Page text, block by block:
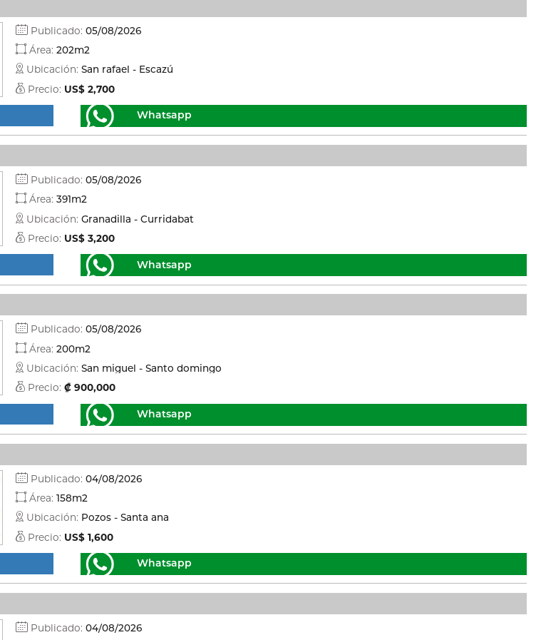
Publicado: 05/08/2026
Área: 202m2
Ubicación: San rafael - Escazú
Precio: US$ 2,700
Whatsapp
Publicado: 05/08/2026
Área: 391m2
Ubicación: Granadilla - Curridabat
Precio: US$ 3,200
Whatsapp
Publicado: 05/08/2026
Área: 200m2
Ubicación: San miguel - Santo domingo
Precio: ₡ 900,000
Whatsapp
Publicado: 04/08/2026
Área: 158m2
Ubicación: Pozos - Santa ana
Precio: US$ 1,600
Whatsapp
Publicado: 04/08/2026